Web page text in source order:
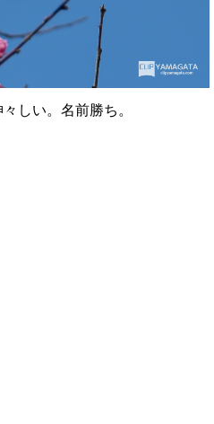
しい。名前勝ち。